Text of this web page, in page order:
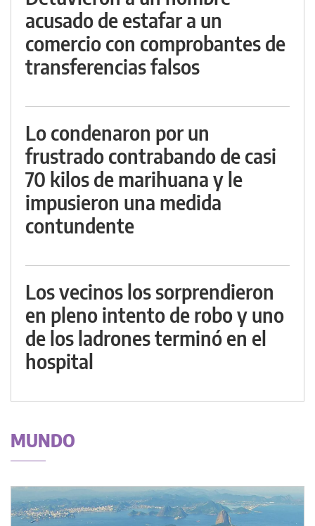
acusado de estafar a un
comercio con comprobantes de
transferencias falsos
Lo condenaron por un
frustrado contrabando de casi
70 kilos de marihuana y le
impusieron una medida
contundente
Los vecinos los sorprendieron
en pleno intento de robo y uno
de los ladrones terminó en el
hospital
MUNDO